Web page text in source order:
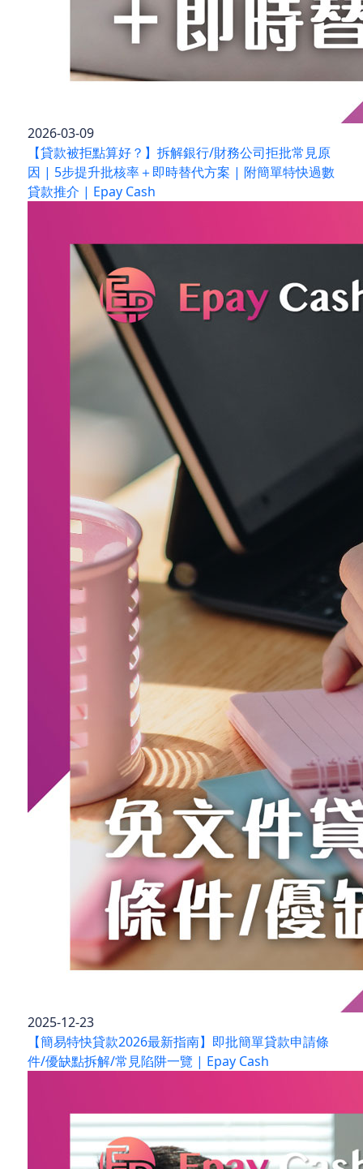
2026-03-09
【貸款被拒點算好？】拆解銀行/財務公司拒批常見原
因 | 5步提升批核率＋即時替代方案 | 附簡單特快過數
貸款推介 | Epay Cash
2025-12-23
【簡易特快貸款2026最新指南】即批簡單貸款申請條
件/優缺點拆解/常見陷阱一覽 | Epay Cash